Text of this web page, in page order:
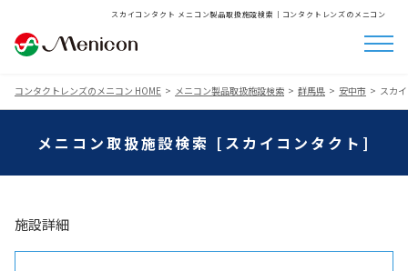
スカイコンタクト メニコン製品取扱施設検索│コンタクトレンズのメニコン
コンタクトレンズのメニコン HOME メニコン製品取扱施設検索 群馬県 安中市 スカ
メニコン取扱施設検索 [スカイコンタクト]
施設詳細